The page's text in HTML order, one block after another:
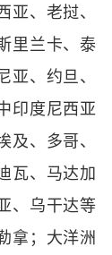
、老挝、
里兰卡、泰
、约旦、
印度尼西亚
、多哥、
瓦、马达加
、乌干达等
拿；大洋洲